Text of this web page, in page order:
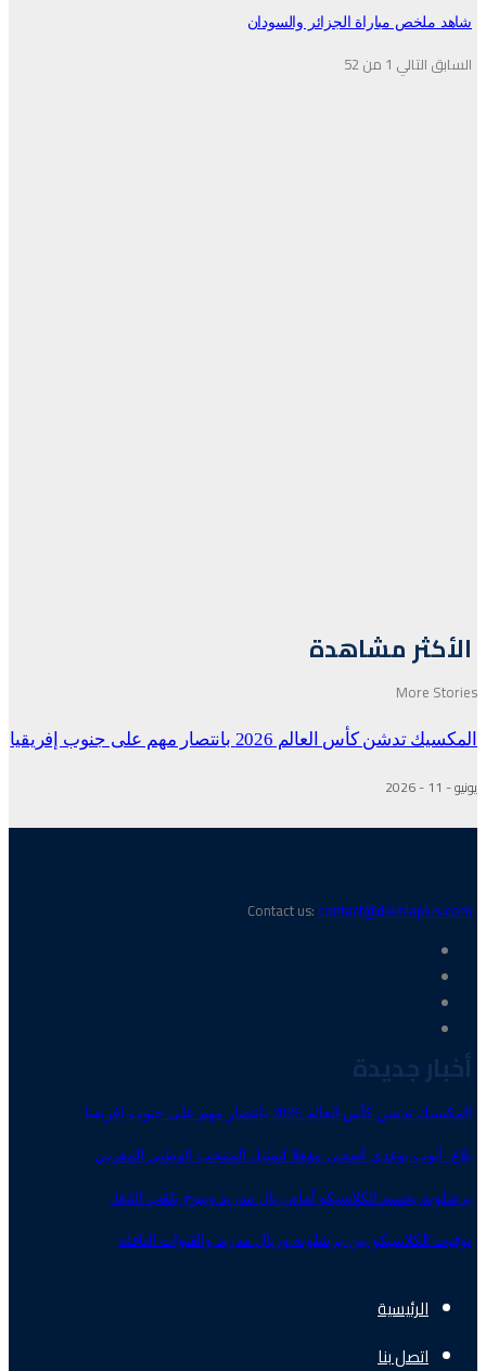
شاهد ملخص مباراة الجزائر والسودان
السابق التالي 1 من 52
الأكثر مشاهدة
More Stories
المكسيك تدشن كأس العالم 2026 بانتصار مهم على جنوب إفريقيا
يونيو - 11 - 2026
Contact us:contact@dakhlaplus.com
أخبار جديدة
المكسيك تدشن كأس العالم 2026 بانتصار مهم على جنوب إفريقيا
بلاغ..أيوب بوعدي أضحى مؤهلا لتمثيل المنتخب الوطني المغربي
برشلونة يحسم الكلاسيكو أمام ريال مدريد ويتوج بلقب الليغا.
توقيت الكلاسيكو بين برشلونة وريال مدريد والقنوات الناقلة
الرئيسية
اتصل بنا